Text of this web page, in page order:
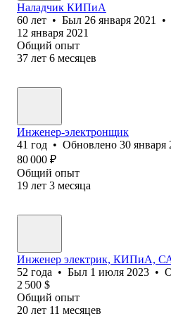
Наладчик КИПиА
60 лет • Был 26 января 2021 •
12 января 2021
Общий опыт
37 лет 6 месяцев
Инженер-электронщик
41 год • Обновлено 30 января
80 000 ₽
Общий опыт
19 лет 3 месяца
Инженер электрик, КИПиА,
52 года • Был 1 июля 2023 •
2 500 $
Общий опыт
20 лет 11 месяцев